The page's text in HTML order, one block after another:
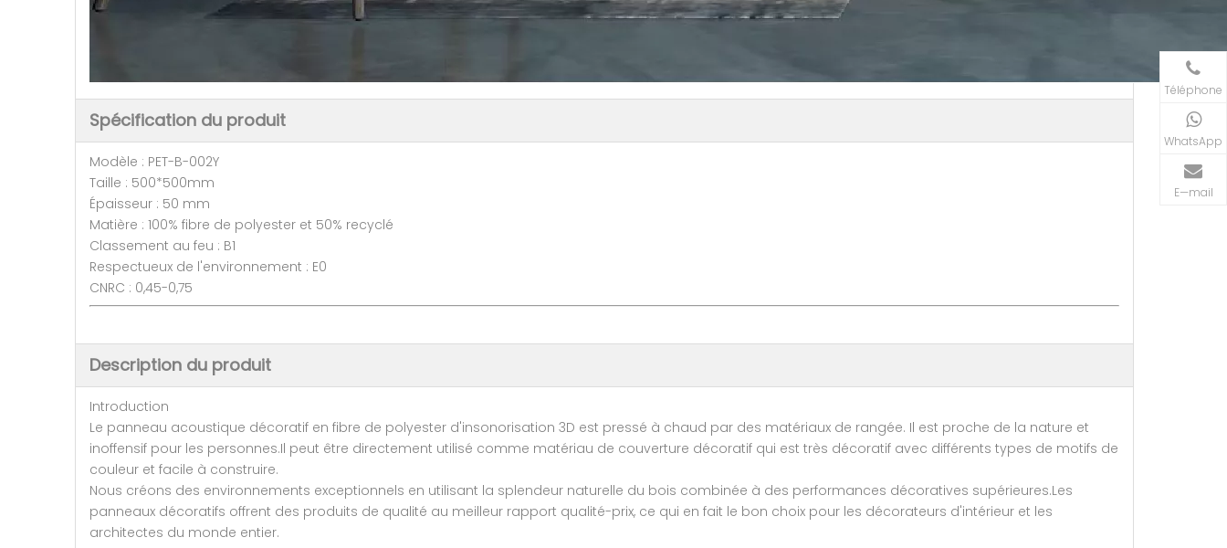
Spécification du produit
Modèle : PET-B-002Y
Taille : 500*500mm
Épaisseur : 50 mm
Matière : 100% fibre de polyester et 50% recyclé
Classement au feu : B1
Respectueux de l'environnement : E0
CNRC : 0,45-0,75
Description du produit
Introduction
Le panneau acoustique décoratif en fibre de polyester d'insonorisation 3D est pressé à chaud par des matériaux de rangée. Il est proche de la nature et
inoffensif pour les personnes.Il peut être directement utilisé comme matériau de couverture décoratif qui est très décoratif avec différents types de motifs de
couleur et facile à construire.
Nous créons des environnements exceptionnels en utilisant la splendeur naturelle du bois combinée à des performances décoratives supérieures.Les
panneaux décoratifs offrent des produits de qualité au meilleur rapport qualité-prix, ce qui en fait le bon choix pour les décorateurs d'intérieur et les
architectes du monde entier.
Téléphone
WhatsApp
E—mail